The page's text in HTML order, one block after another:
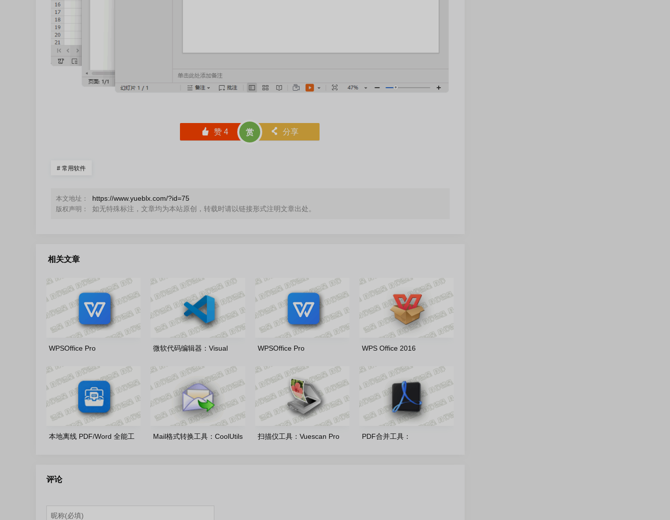
󰄼 赞 4 赏 󰄯 分享
# 常用软件
本文地址： https://www.yueblx.com/?id=75
版权声明： 如无特殊标注，文章均为本站原创，转载时请以链接形式注明文章出处。
相关文章
WPSOffice Pro
雨糖科技特别版
微软代码编辑器：Visual
式版
WPSOffice Pro
雨糖科技特别版
WPS Office 2016
科技特别版
本地离线 PDF/Word 全能工
Mail格式转换工具：CoolUtils
扫描仪工具：Vuescan Pro
PDF合并工具：
评论